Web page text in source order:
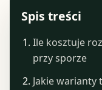
Spis treści
Ile kosztuje
przy sporze
Jakie